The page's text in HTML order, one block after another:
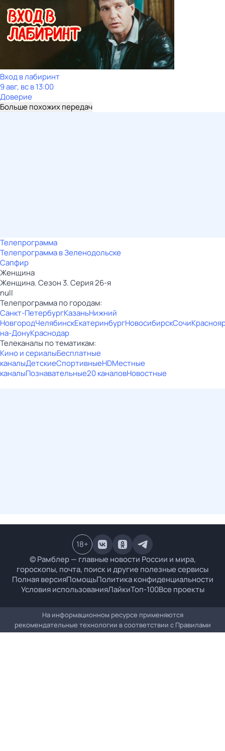
Вход в лабиринт
9 авг, вс в 13:00
Доверие
Больше похожих передач
Телепрограмма
Телепрограмма в Зеленодольске
Сапфир
Женщина
Женщина. Сезон 3. Серия 26-я
null
Телепрограмма по городам:
Санкт-ПетербургКазаньНижний
НовгородЧелябинскЕкатеринбургНовосибирскСочи
на-ДонуКраснодар
Телеканалы по тематикам:
Кино и сериалыБесплатные
каналыДетскиеСпортивныеHDМестные
каналыПознавательные20 каналовНовостные
© Рамблер — главные новости России и мира,
гороскопы, почта, поиск и другие полезные сервисы
Полная версияПомощьПолитика конфиденциальности
Условия использованияЛайкиТоп-100Все проекты
18+
На информационном ресурсе применяются
рекомендательные технологии в соответствии с Правилами